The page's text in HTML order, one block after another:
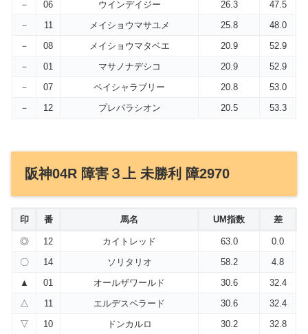
－ 06 ウインデイジー 26.3
47.5
－
11 メイショウマサユメ 25.8
48.0
－
08 メイショウマタベエ 20.9
52.9
－
01 マサノナデシコ 20.9
52.9
－
07 ペイシャラブリー 20.8
53.0
－
12 プレパラシオン 20.5 53.3
阪神04R 障害３上 未勝利 障2970
印 番 馬名 UM指数 差
◎ 12 カイトレッド 63.0
0.0
〇
14 ソリタリオ 58.2
4.8
▲
01 オールザワールド 30.6
32.4
△
11 エルデスペラード 30.6
32.4
▽
10 ドンカルロ 30.2
32.8